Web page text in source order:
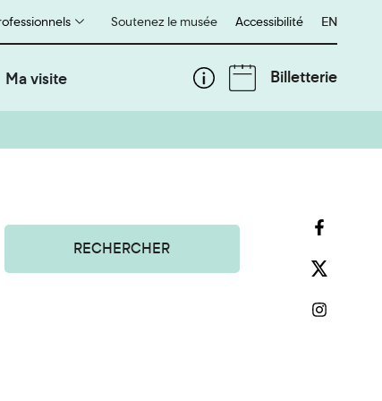
Soutenez le musée Accessibilité English
EN
Ma visite Billetterie
RECHERCHER